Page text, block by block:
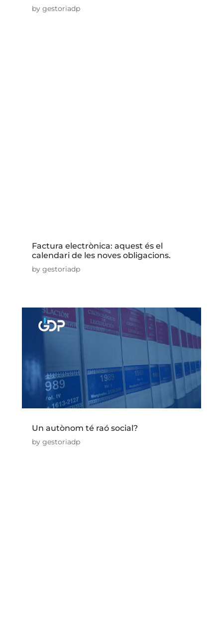
by gestoriadp
Factura electrònica: aquest és el
calendari de les noves obligacions.
by gestoriadp
Un autònom té raó social?
by gestoriadp